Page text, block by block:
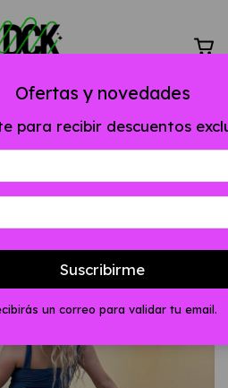
Ofertas y novedades
para recibir descuentos
Suscribirme
un correo para validar tu email.